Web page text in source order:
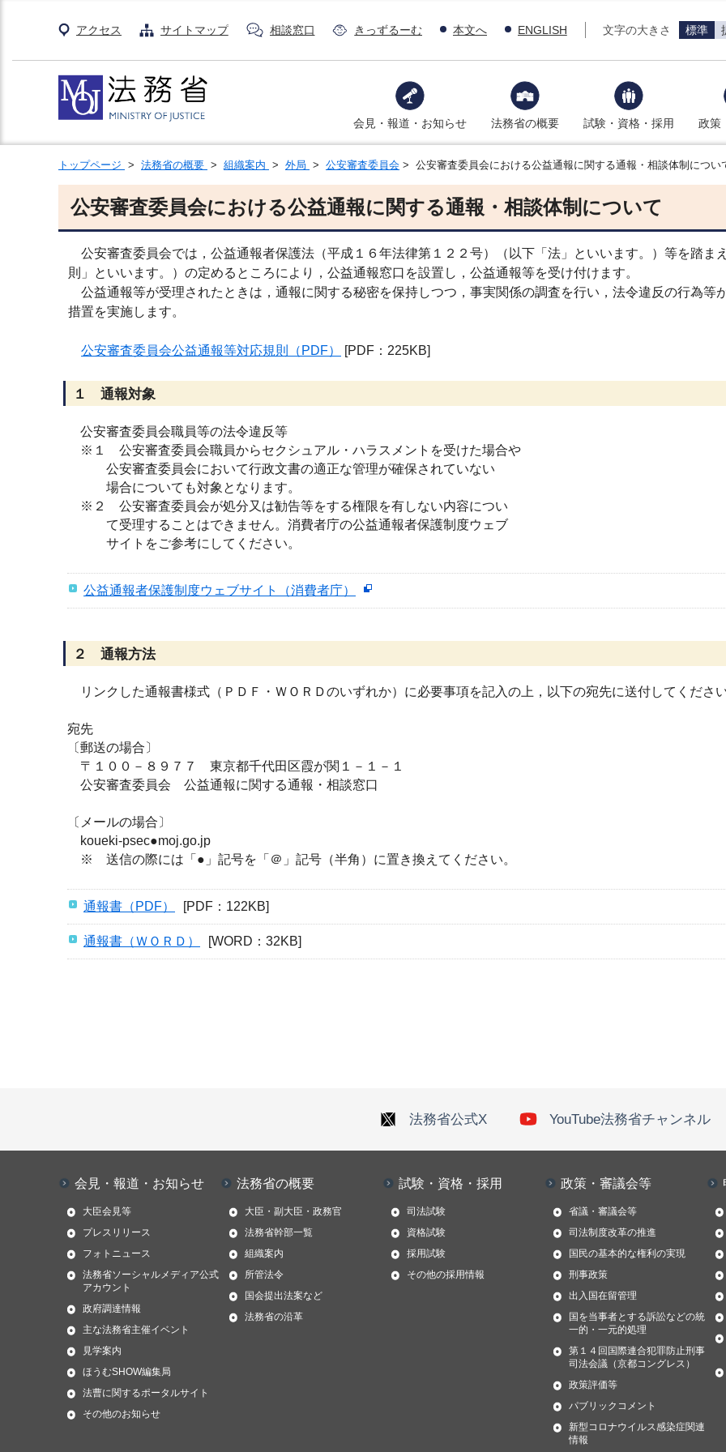
アクセス サイトマップ 相談窓口 きっずるーむ 本文へ ENGLISH 文字の大きさ 標準
会見・報道・お知らせ 法務省の概要 試験・資格・採用 政策
トップページ > 法務省の概要 > 組織案内 > 外局 > 公安審査委員会 > 公安審査委員会における公益通報に関する通報・相談体制につい
公安審査委員会における公益通報に関する通報・相談体制について
公安審査委員会では，公益通報者保護法（平成１６年法律第１２２号）（以下「法」といいます。）等を踏ま
則」といいます。）の定めるところにより，公益通報窓口を設置し，公益通報等を受け付けます。
公益通報等が受理されたときは，通報に関する秘密を保持しつつ，事実関係の調査を行い，法令違反の行為等
措置を実施します。
公安審査委員会公益通報等対応規則（PDF） [PDF：225KB]
１ 通報対象
公安審査委員会職員等の法令違反等
※１ 公安審査委員会職員からセクシュアル・ハラスメントを受けた場合や
公安審査委員会において行政文書の適正な管理が確保されていない
場合についても対象となります。
※２ 公安審査委員会が処分又は勧告等をする権限を有しない内容につい
て受理することはできません。消費者庁の公益通報者保護制度ウェブ
サイトをご参考にしてください。
公益通報者保護制度ウェブサイト（消費者庁）
２ 通報方法
リンクした通報書様式（ＰＤＦ・ＷＯＲＤのいずれか）に必要事項を記入の上，以下の宛先に送付してくださ
宛先
〔郵送の場合〕
〒１００－８９７７ 東京都千代田区霞が関１－１－１
公安審査委員会 公益通報に関する通報・相談窓口
〔メールの場合〕
koueki-psec●moj.go.jp
※ 送信の際には「●」記号を「＠」記号（半角）に置き換えてください。
通報書（PDF） [PDF：122KB]
通報書（ＷＯＲＤ） [WORD：32KB]
法務省公式X YouTube法務省チャンネル
会見・報道・お知らせ
大臣会見等
プレスリリース
フォトニュース
法務省ソーシャルメディア公式
アカウント
政府調達情報
主な法務省主催イベント
見学案内
ほうむSHOW編集局
法曹に関するポータルサイト
その他のお知らせ
法務省の概要
大臣・副大臣・政務官
法務省幹部一覧
組織案内
所管法令
国会提出法案など
法務省の沿革
試験・資格・採用
司法試験
資格試験
採用試験
その他の採用情報
政策・審議会等
省議・審議会等
司法制度改革の推進
国民の基本的な権利の実現
刑事政策
出入国在留管理
国を当事者とする訴訟などの統
一的・一元的処理
第１４回国際連合犯罪防止刑事
司法会議（京都コングレス）
政策評価等
パブリックコメント
新型コロナウイルス感染症関連
情報